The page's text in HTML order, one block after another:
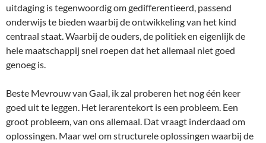
uitdaging is tegenwoordig om gedifferentieerd, passend
onderwijs te bieden waarbij de ontwikkeling van het kind
centraal staat. Waarbij de ouders, de politiek en eigenlijk de
hele maatschappij snel roepen dat het allemaal niet goed
genoeg is.
Beste Mevrouw van Gaal, ik zal proberen het nog één keer
goed uit te leggen. Het lerarentekort is een probleem. Een
groot probleem, van ons allemaal. Dat vraagt inderdaad om
oplossingen. Maar wel om structurele oplossingen waarbij de